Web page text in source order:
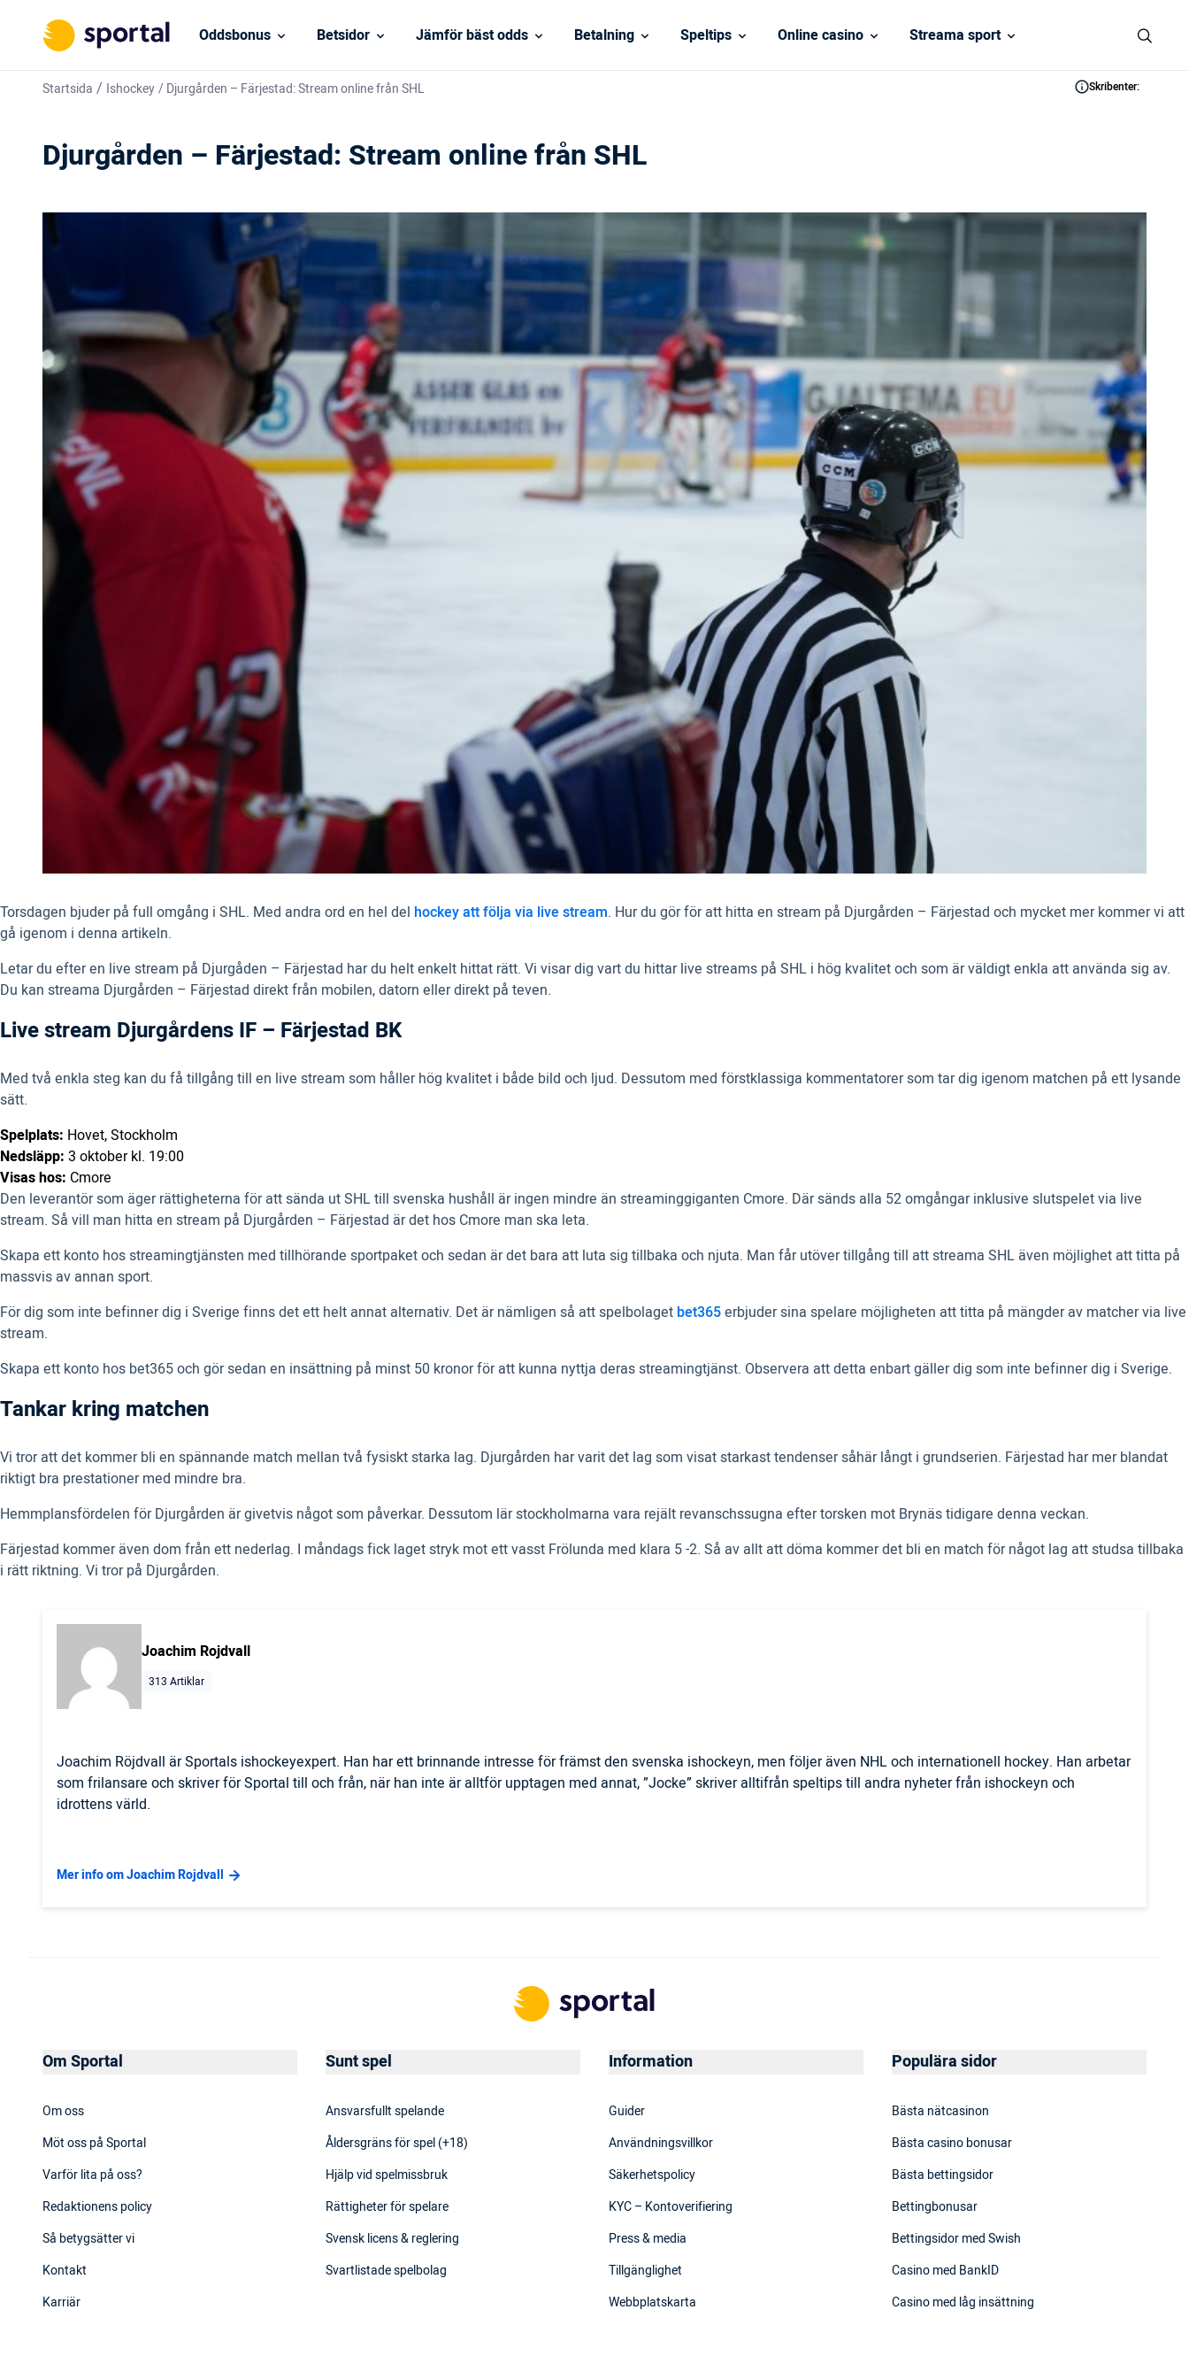
Oddsbonus Betsidor Jämför bäst odds Betalning Speltips Online casino Streama sport
Startsida / Ishockey/Djurgården – Färjestad: Stream online från SHL Skribenter:
Djurgården – Färjestad: Stream online från SHL
Torsdagen bjuder på full omgång i SHL. Med andra ord en hel del hockey att följa via live stream. Hur du gör för att hitta en stream på Djurgården – Färjestad och mycket mer kommer vi att
gå igenom i denna artikeln.
Letar du efter en live stream på Djurgåden – Färjestad har du helt enkelt hittat rätt. Vi visar dig vart du hittar live streams på SHL i hög kvalitet och som är väldigt enkla att använda sig av.
Du kan streama Djurgården – Färjestad direkt från mobilen, datorn eller direkt på teven.
Live stream Djurgårdens IF – Färjestad BK
Med två enkla steg kan du få tillgång till en live stream som håller hög kvalitet i både bild och ljud. Dessutom med förstklassiga kommentatorer som tar dig igenom matchen på ett lysande
sätt.
Spelplats: Hovet, Stockholm
Nedsläpp: 3 oktober kl. 19:00
Visas hos: Cmore
Den leverantör som äger rättigheterna för att sända ut SHL till svenska hushåll är ingen mindre än streaminggiganten Cmore. Där sänds alla 52 omgångar inklusive slutspelet via live
stream. Så vill man hitta en stream på Djurgården – Färjestad är det hos Cmore man ska leta.
Skapa ett konto hos streamingtjänsten med tillhörande sportpaket och sedan är det bara att luta sig tillbaka och njuta. Man får utöver tillgång till att streama SHL även möjlighet att titta på
massvis av annan sport.
För dig som inte befinner dig i Sverige finns det ett helt annat alternativ. Det är nämligen så att spelbolaget bet365erbjuder sina spelare möjligheten att titta på mängder av matcher via live
stream.
Skapa ett konto hos bet365 och gör sedan en insättning på minst 50 kronor för att kunna nyttja deras streamingtjänst. Observera att detta enbart gäller dig som inte befinner dig i Sverige.
Tankar kring matchen
Vi tror att det kommer bli en spännande match mellan två fysiskt starka lag. Djurgården har varit det lag som visat starkast tendenser såhär långt i grundserien. Färjestad har mer blandat
riktigt bra prestationer med mindre bra.
Hemmplansfördelen för Djurgården är givetvis något som påverkar. Dessutom lär stockholmarna vara rejält revanschssugna efter torsken mot Brynäs tidigare denna veckan.
Färjestad kommer även dom från ett nederlag. I måndags fick laget stryk mot ett vasst Frölunda med klara 5 -2. Så av allt att döma kommer det bli en match för något lag att studsa tillbaka
i rätt riktning. Vi tror på Djurgården.
Joachim Rojdvall
313 Artiklar
Joachim Röjdvall är Sportals ishockeyexpert. Han har ett brinnande intresse för främst den svenska ishockeyn, men följer även NHL och internationell hockey. Han arbetar
som frilansare och skriver för Sportal till och från, när han inte är alltför upptagen med annat, ”Jocke” skriver alltifrån speltips till andra nyheter från ishockeyn och
idrottens värld.
Mer info om Joachim Rojdvall
Om Sportal
Om oss
Möt oss på Sportal
Varför lita på oss?
Redaktionens policy
Så betygsätter vi
Kontakt
Karriär
Sunt spel
Ansvarsfullt spelande
Åldersgräns för spel (+18)
Hjälp vid spelmissbruk
Rättigheter för spelare
Svensk licens & reglering
Svartlistade spelbolag
Information
Guider
Användningsvillkor
Säkerhetspolicy
KYC – Kontoverifiering
Press & media
Tillgänglighet
Webbplatskarta
Populära sidor
Bästa nätcasinon
Bästa casino bonusar
Bästa bettingsidor
Bettingbonusar
Bettingsidor med Swish
Casino med BankID
Casino med låg insättning